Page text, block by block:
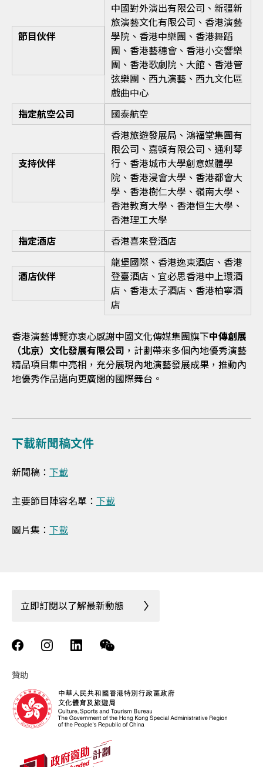
節目伙伴
中國對外演出有限公司、新疆新
旅演藝文化有限公司、香港演藝
學院、香港中樂團、香港舞蹈
團、香港藝穗會、香港小交響樂
團、香港歌劇院、大館、香港管
弦樂團、西九演藝、西九文化區
戲曲中心
指定航空公司
國泰航空
支持伙伴
香港旅遊發展局、鴻福堂集團有
限公司、嘉頓有限公司、通利琴
行、香港城市大學創意媒體學
院、香港浸會大學、香港都會大
學、香港樹仁大學、嶺南大學、
香港教育大學、香港恒生大學、
香港理工大學
指定酒店
香港喜來登酒店
酒店伙伴
龍堡國際、香港逸東酒店、香港
登臺酒店、宜必思香港中上環酒
店、香港太子酒店、香港柏寧酒
店
香港演藝博覽亦衷心感謝中國文化傳媒集團旗下中傳創展
（北京）文化發展有限公司 ，計劃帶來多個內地優秀演藝
精品項目集中亮相，充分展現內地演藝發展成果，推動內
地優秀作品邁向更廣闊的國際舞台。
下載新聞稿文件
新聞稿： 下載
主要節目陣容名單： 下載
圖片集： 下載
立即訂閱以了解最新動態
贊助